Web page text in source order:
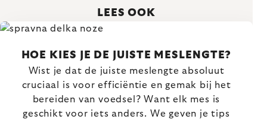
LEES OOK
HOE KIES JE DE JUISTE MESLENGTE?
Wist je dat de juiste meslengte absoluut
cruciaal is voor efficiëntie en gemak bij het
bereiden van voedsel? Want elk mes is
geschikt voor iets anders. We geven je tips